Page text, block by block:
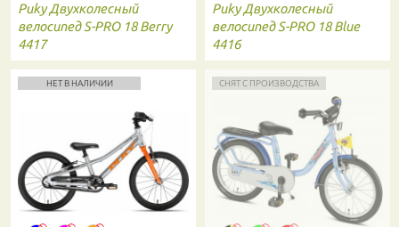
Puky Двухколесный
велосипед S-PRO 18 Berry
4417
Puky Двухколесный
велосипед S-PRO 18 Blue
4416
НЕТ В НАЛИЧИИ СНЯТ С ПРОИЗВОДСТВА